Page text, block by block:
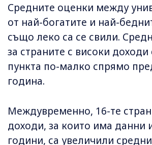
Средните оценки между
от най-богатите и най-
също леко са се свили.
за страните с високи доходи
пункта по-малко спрямо
година.
Междувременно, 16-те
доходи, за които има данни
години, са увеличили